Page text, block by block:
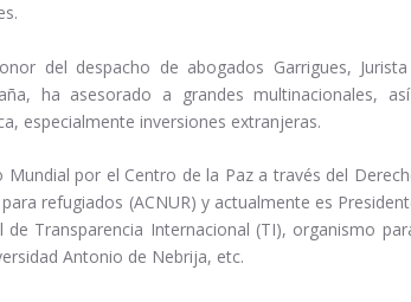
del despacho de abogados Garrigues,
ha asesorado a grandes multinacionales,
especialmente inversiones extranjeras.
Mundial por el Centro de la Paz a través del
refugiados (ACNUR) y actualmente es
de Transparencia Internacional (TI), organismo
Antonio de Nebrija, etc.